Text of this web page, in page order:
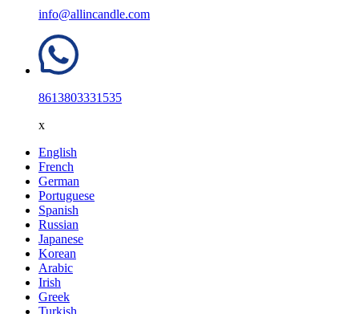
info@allincandle.com
8613803331535
x
English
French
German
Portuguese
Spanish
Russian
Japanese
Korean
Arabic
Irish
Greek
Turkish